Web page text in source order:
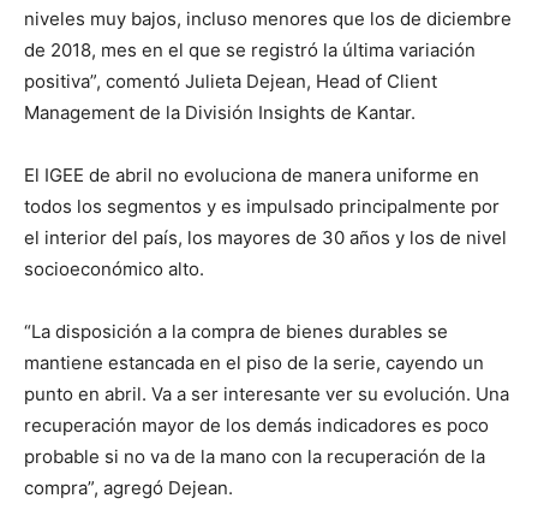
niveles muy bajos, incluso menores que los de diciembre
de 2018, mes en el que se registró la última variación
positiva”, comentó Julieta Dejean, Head of Client
Management de la División Insights de Kantar.
El IGEE de abril no evoluciona de manera uniforme en
todos los segmentos y es impulsado principalmente por
el interior del país, los mayores de 30 años y los de nivel
socioeconómico alto.
“La disposición a la compra de bienes durables se
mantiene estancada en el piso de la serie, cayendo un
punto en abril. Va a ser interesante ver su evolución. Una
recuperación mayor de los demás indicadores es poco
probable si no va de la mano con la recuperación de la
compra”, agregó Dejean.